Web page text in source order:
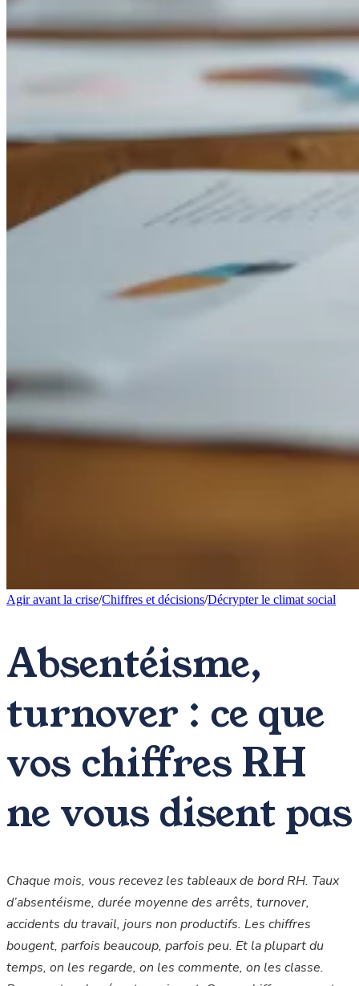
Agir avant la crise/Chiffres et décisions/Décrypter le climat social
Absentéisme,
turnover : ce que
vos chiffres RH
ne vous disent pas
Chaque mois, vous recevez les tableaux de bord RH. Taux
d’absentéisme, durée moyenne des arrêts, turnover,
accidents du travail, jours non productifs. Les chiffres
bougent, parfois beaucoup, parfois peu. Et la plupart du
temps, on les regarde, on les commente, on les classe.